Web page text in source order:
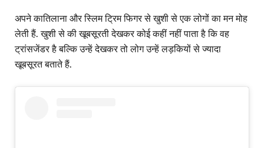
अपने कातिलाना और स्लिम ट्रिम फिगर से खुशी से एक लोगों का मन मोह
लेती हैं. खुशी से की खूबसूरती देखकर कोई कहीं नहीं पाता है कि वह
ट्रांसजेंडर है बल्कि उन्हें देखकर तो लोग उन्हें लड़कियों से ज्यादा
खूबसूरत बताते हैं.